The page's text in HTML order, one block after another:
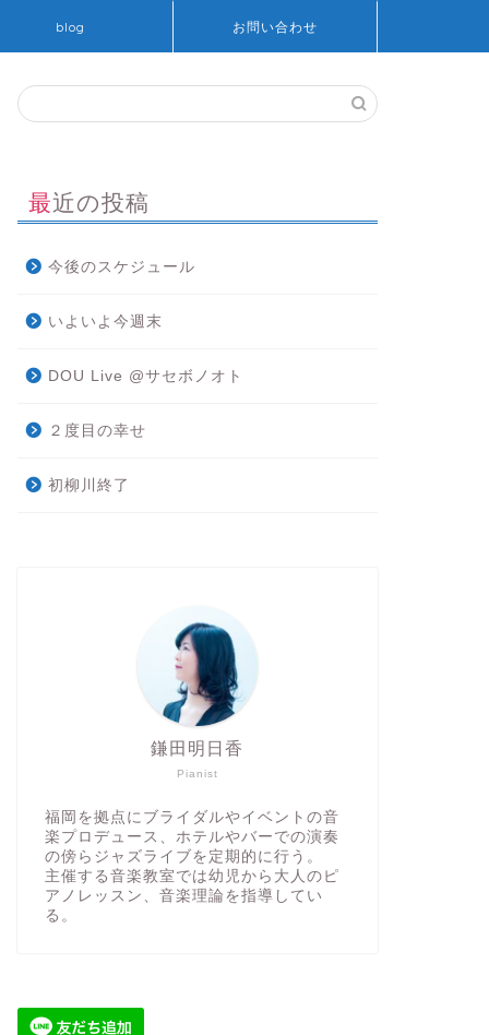
blog お問い合わせ
最近の投稿
今後のスケジュール
いよいよ今週末
DOU Live @サセボノオト
２度目の幸せ
初柳川終了
Pianist
鎌田明日香
福岡を拠点にブライダルやイベントの音
楽プロデュース、ホテルやバーでの演奏
の傍らジャズライブを定期的に行う。
主催する音楽教室では幼児から大人のピ
アノレッスン、音楽理論を指導してい
る。